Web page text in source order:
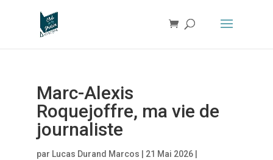
Marc-Alexis
Roquejoffre, ma vie de
journaliste
par Lucas Durand Marcos 21 Mai 2026|